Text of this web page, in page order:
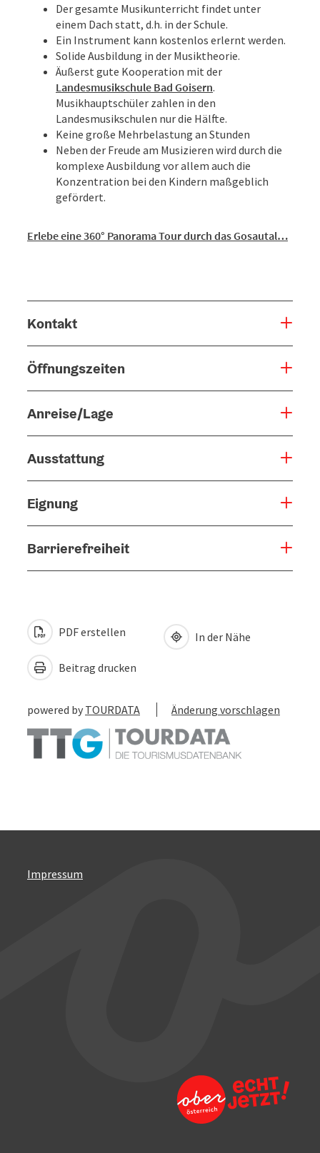
Der gesamte Musikunterricht findet unter
einem Dach statt, d.h. in der Schule.
Ein Instrument kann kostenlos erlernt werden.
Solide Ausbildung in der Musiktheorie.
Äußerst gute Kooperation mit der
Landesmusikschule Bad Goisern.
Musikhauptschüler zahlen in den
Landesmusikschulen nur die Hälfte.
Keine große Mehrbelastung an Stunden
Neben der Freude am Musizieren wird durch die
komplexe Ausbildung vor allem auch die
Konzentration bei den Kindern maßgeblich
gefördert.
Erlebe eine 360° Panorama Tour durch das Gosautal…
Kontakt
Öffnungszeiten
Anreise/Lage
Ausstattung
Eignung
Barrierefreiheit
PDF erstellen
Beitrag drucken
In der Nähe
powered by TOURDATA Änderung vorschlagen
Impressum